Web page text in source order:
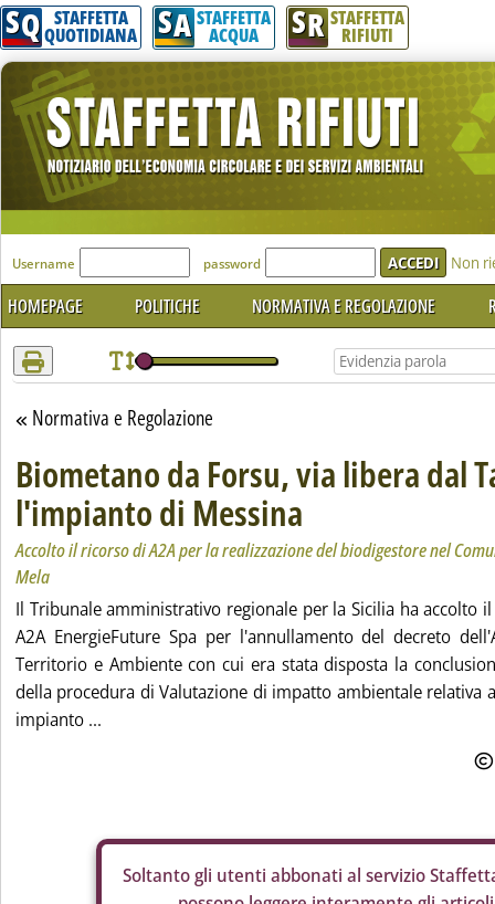
Attenzione! Esegui l'accesso per lèggere interamente la notizia.
SQ STAFFETTA
QUOTIDIANA SA STAFFETTA
ACQUA SR STAFFETTA
RIFIUTI
'Modulo Login per accedere'
Username password Non
HOMEPAGE POLITICHE NORMATIVA E REGOLAZIONE
Torna alla sezione
Normativa e Regolazione
Biometano da Forsu, via libera dal
l'impianto di Messina
Accolto il ricorso di A2A per la realizzazione del biodigestore nel
Mela
Il Tribunale amministrativo regionale per la Sicilia ha accolto
A2A EnergieFuture Spa per l'annullamento del decreto
Territorio e Ambiente con cui era stata disposta la
della procedura di Valutazione di impatto ambientale relativa
impianto ...
Soltanto gli utenti abbonati al servizio